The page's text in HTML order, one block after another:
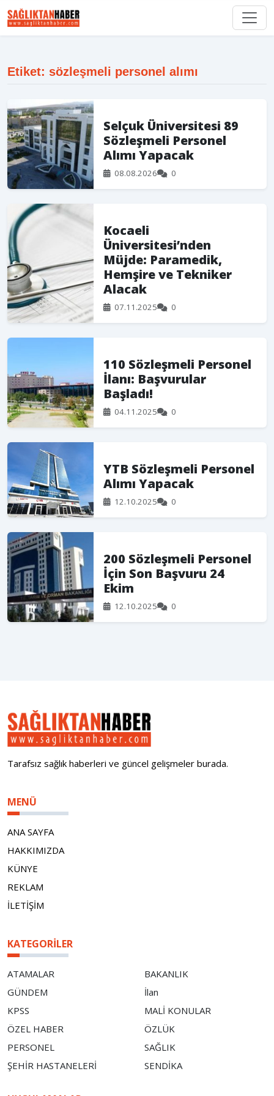
Etiket: sözleşmeli personel alımı
Selçuk Üniversitesi 89
Sözleşmeli Personel
Alımı Yapacak
08.08.2026 0
Kocaeli
Üniversitesi’nden
Müjde: Paramedik,
Hemşire ve Tekniker
Alacak
07.11.2025 0
110 Sözleşmeli Personel
İlanı: Başvurular
Başladı!
04.11.2025 0
YTB Sözleşmeli Personel
Alımı Yapacak
12.10.2025 0
200 Sözleşmeli Personel
İçin Son Başvuru 24
Ekim
12.10.2025 0
Tarafsız sağlık haberleri ve güncel gelişmeler burada.
MENÜ
ANA SAYFA
HAKKIMIZDA
KÜNYE
REKLAM
İLETİŞİM
KATEGORILER
ATAMALAR
BAKANLIK
GÜNDEM
İlan
KPSS
MALİ KONULAR
ÖZEL HABER
ÖZLÜK
PERSONEL
SAĞLIK
ŞEHİR HASTANELERİ
SENDİKA